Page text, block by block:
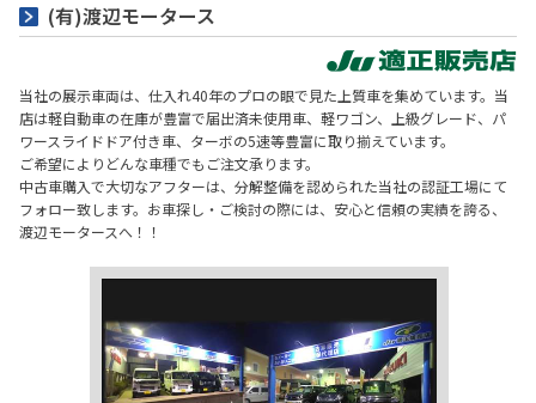
(有)渡辺モータース
当社の展示車両は、仕入れ40年のプロの眼で見た上質車を集めています。当
店は軽自動車の在庫が豊富で届出済未使用車、軽ワゴン、上級グレード、パ
ワースライドドア付き車、ターボの5速等豊富に取り揃えています。
ご希望によりどんな車種でもご注文承ります。
中古車購入で大切なアフターは、分解整備を認められた当社の認証工場にて
フォロー致します。お車探し・ご検討の際には、安心と信頼の実績を誇る、
渡辺モータースへ！！